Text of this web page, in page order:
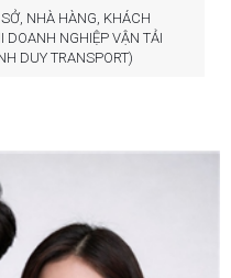
NHÀ HÀNG, KHÁCH
DOANH NGHIỆP VẬN TẢI
DUY TRANSPORT)